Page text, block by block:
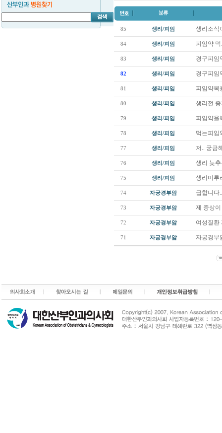
85 생리/피임 생리소식
84 생리/피임 피임약
83 생리/피임 경구피임
82 생리/피임 경구피임
81 생리/피임 피임약복
80 생리/피임 생리전
79 생리/피임 피임약을
78 생리/피임 먹는피임
77 생리/피임 저.. 궁금
76 생리/피임 생리 늦
75 생리/피임 생리미루
74 자궁경부암 급합니다
73 자궁경부암 제 증상
72 자궁경부암 여성질환
71 자궁경부암 자궁경부